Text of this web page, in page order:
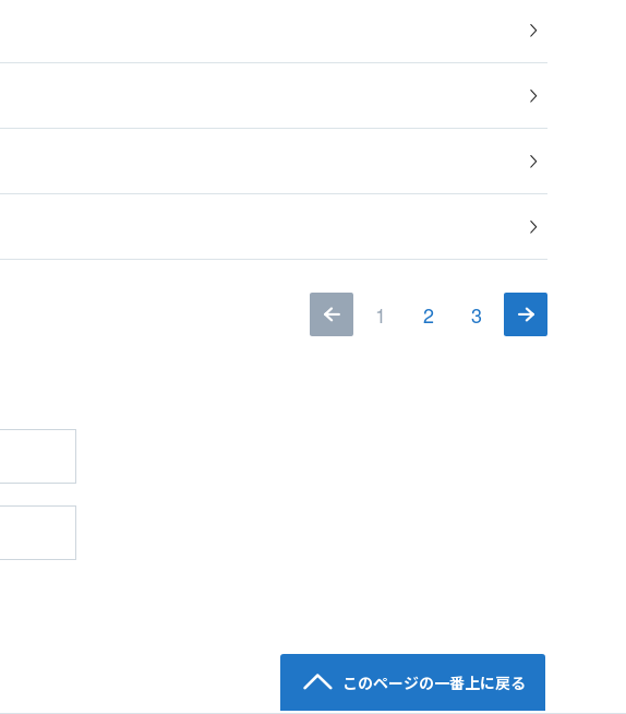
1 2 3
このページの一番上に戻る